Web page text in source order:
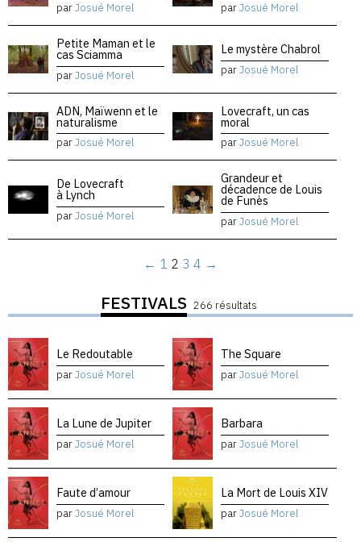
parJosué Morel parJosué Morel
Petite Maman et le
cas Sciamma
parJosué Morel
Le mystère Chabrol
parJosué Morel
ADN, Maïwenn et le
naturalisme
parJosué Morel
Lovecraft, un cas
moral
parJosué Morel
De Lovecraft
à Lynch
parJosué Morel
Grandeur et
décadence de Louis
de Funès
parJosué Morel
← 1 2 3 4 →
FESTIVALS 266 résultats
Le Redoutable
parJosué Morel
The Square
parJosué Morel
La Lune de Jupiter
parJosué Morel
Barbara
parJosué Morel
Faute d’amour
parJosué Morel
La Mort de Louis XIV
parJosué Morel